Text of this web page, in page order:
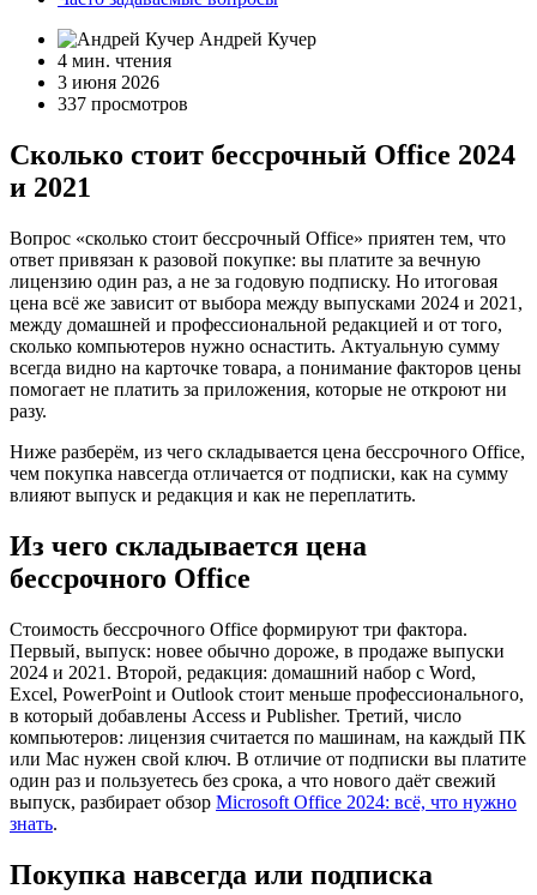
Андрей Кучер
4 мин. чтения
3 июня 2026
337 просмотров
Сколько стоит бессрочный Office 2024
и 2021
Вопрос «сколько стоит бессрочный Office» приятен тем, что
ответ привязан к разовой покупке: вы платите за вечную
лицензию один раз, а не за годовую подписку. Но итоговая
цена всё же зависит от выбора между выпусками 2024 и 2021,
между домашней и профессиональной редакцией и от того,
сколько компьютеров нужно оснастить. Актуальную сумму
всегда видно на карточке товара, а понимание факторов цены
помогает не платить за приложения, которые не откроют ни
разу.
Ниже разберём, из чего складывается цена бессрочного Office,
чем покупка навсегда отличается от подписки, как на сумму
влияют выпуск и редакция и как не переплатить.
Из чего складывается цена
бессрочного Office
Стоимость бессрочного Office формируют три фактора.
Первый, выпуск: новее обычно дороже, в продаже выпуски
2024 и 2021. Второй, редакция: домашний набор с Word,
Excel, PowerPoint и Outlook стоит меньше профессионального,
в который добавлены Access и Publisher. Третий, число
компьютеров: лицензия считается по машинам, на каждый ПК
или Mac нужен свой ключ. В отличие от подписки вы платите
один раз и пользуетесь без срока, а что нового даёт свежий
выпуск, разбирает обзор Microsoft Office 2024: всё, что нужно
знать.
Покупка навсегда или подписка